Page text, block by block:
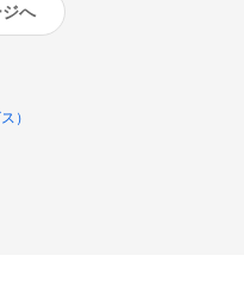
ジへ
）